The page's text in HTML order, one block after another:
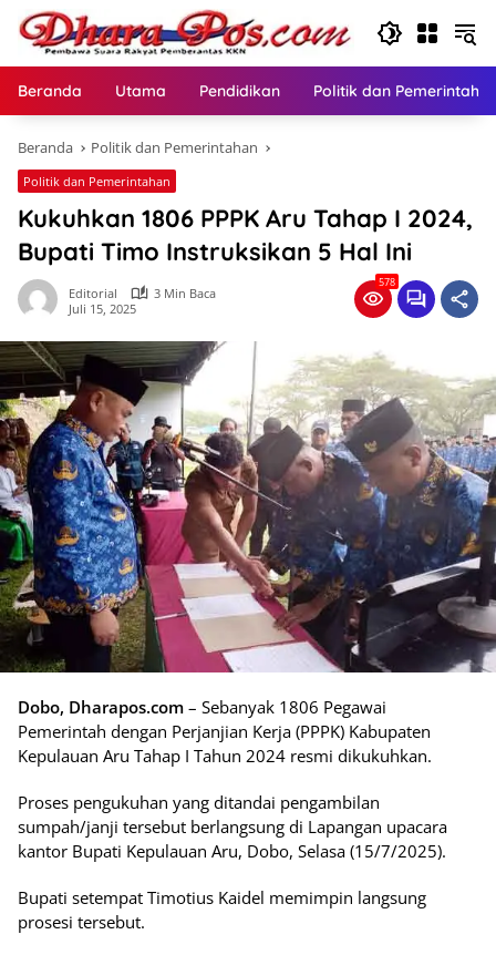
Langsung
konten
Beranda Utama Pendidikan Politik dan
Beranda Politik dan Pemerintahan
Politik dan Pemerintahan
Kukuhkan 1806 PPPK Aru Tahap I 2024,
Bupati Timo Instruksikan 5 Hal Ini
Editorial
3 Min Baca
Juli 15, 2025
578
Dobo, Dharapos.com – Sebanyak 1806 Pegawai
Pemerintah dengan Perjanjian Kerja (PPPK) Kabupaten
Kepulauan Aru Tahap I Tahun 2024 resmi dikukuhkan.
Proses pengukuhan yang ditandai pengambilan
sumpah/janji tersebut berlangsung di Lapangan upacara
kantor Bupati Kepulauan Aru, Dobo, Selasa (15/7/2025).
Bupati setempat Timotius Kaidel memimpin langsung
prosesi tersebut.